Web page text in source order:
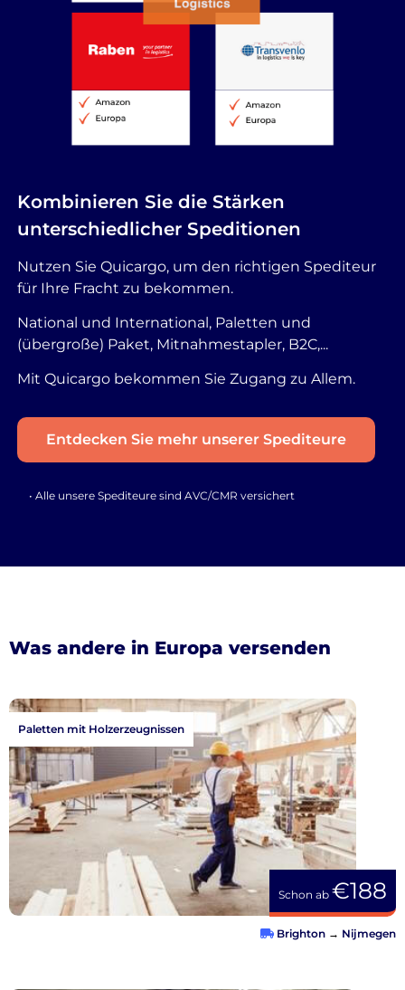
Kombinieren Sie die Stärken
unterschiedlicher Speditionen
Nutzen Sie Quicargo, um den richtigen Spediteur
für Ihre Fracht zu bekommen.
National und International, Paletten und
(übergroße) Paket, Mitnahmestapler, B2C,...
Mit Quicargo bekommen Sie Zugang zu Allem.
Entdecken Sie mehr unserer Spediteure
• Alle unsere Spediteure sind AVC/CMR versichert
Was andere in Europa versenden
Schon ab €188
Paletten mit Holzerzeugnissen
Brighton → Nijmegen